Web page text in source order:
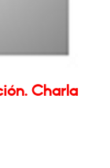
Charla